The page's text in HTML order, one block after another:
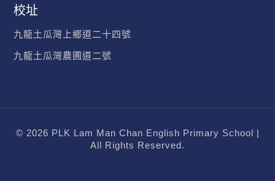
校址
九龍土瓜灣上鄉道二十四號
九龍土瓜灣農圃道二號
© 2026 PLK Lam Man Chan English Primary School |
All Rights Reserved.